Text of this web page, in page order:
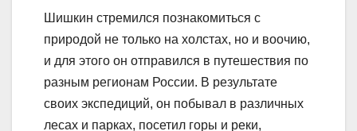
Шишкин стремился познакомиться с
природой не только на холстах, но и воочию,
и для этого он отправился в путешествия по
разным регионам России. В результате
своих экспедиций, он побывал в различных
лесах и парках, посетил горы и реки,